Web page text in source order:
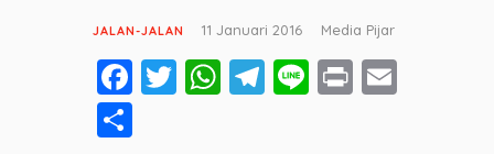
OLAHRAGA
OPINI
JALAN-JALAN 11 Januari 2016 Media Pijar
Fa
ce
T
wi
W
h
T
el
Li
n
Pr
in